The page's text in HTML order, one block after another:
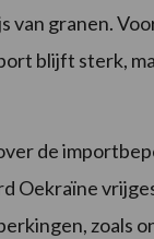
granen.
blijft sterk,
de
Oekraïne
zoals